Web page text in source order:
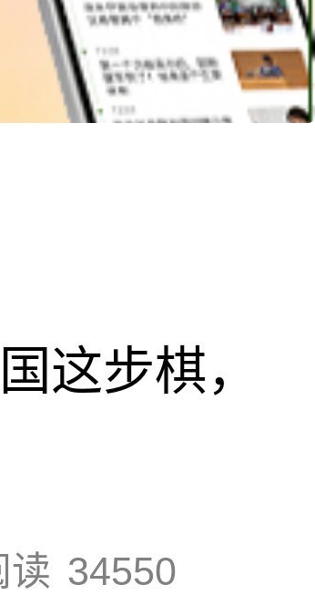
这步棋，
读 34550